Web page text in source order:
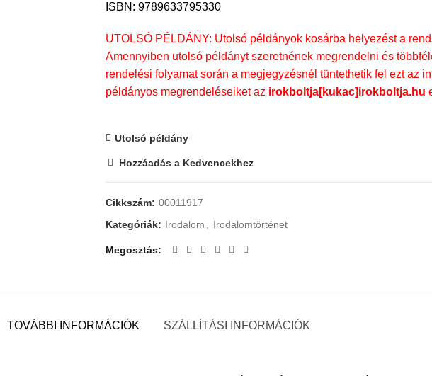
ISBN: 9789633795330
UTOLSÓ PÉLDÁNY: Utolsó példányok kosárba helyezést a
Amennyiben utolsó példányt szeretnének megrendelni és
rendelési folyamat során a megjegyzésnél tüntethetik fel ezt az
példányos megrendeléseiket az irokboltja[kukac]irokboltja.hu
Utolsó példány
Hozzáadás a Kedvencekhez
Cikkszám: 00011917
Kategóriák: Irodalom Irodalomtörténet
Megosztás
TOVÁBBI INFORMÁCIÓK SZÁLLÍTÁSI INFORMÁCIÓK